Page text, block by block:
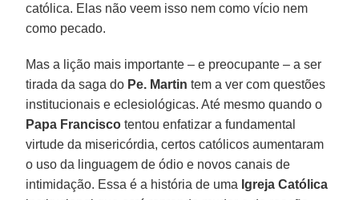
católica. Elas não veem isso nem como vício nem
como pecado.
Mas a lição mais importante – e preocupante – a ser
tirada da saga do Pe. Martin tem a ver com questões
institucionais e eclesiológicas. Até mesmo quando o
Papa Francisco tentou enfatizar a fundamental
virtude da misericórdia, certos católicos aumentaram
o uso da linguagem de ódio e novos canais de
intimidação. Essa é a história de uma Igreja Católica